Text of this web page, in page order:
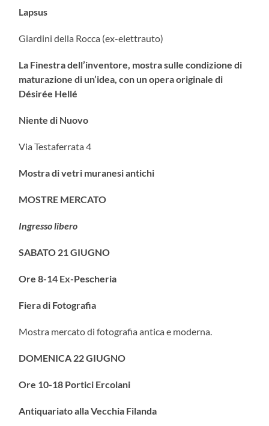
Lapsus
Giardini della Rocca (ex-elettrauto)
La Finestra dell’inventore, mostra sulle condizione di
maturazione di un’idea, con un opera originale di
Désirée Hellé
Niente di Nuovo
Via Testaferrata 4
Mostra di vetri muranesi antichi
MOSTRE MERCATO
Ingresso libero
SABATO 21 GIUGNO
Ore 8-14 Ex-Pescheria
Fiera di Fotografia
Mostra mercato di fotografia antica e moderna.
DOMENICA 22 GIUGNO
Ore 10-18 Portici Ercolani
Antiquariato alla Vecchia Filanda